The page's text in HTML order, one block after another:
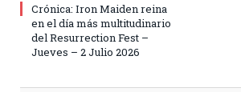
Crónica: Iron Maiden reina
en el día más multitudinario
del Resurrection Fest –
Jueves – 2 Julio 2026